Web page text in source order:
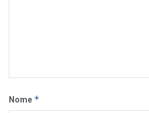
Nome *